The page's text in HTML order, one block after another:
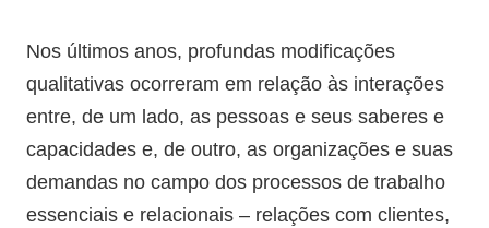
Nos últimos anos, profundas modificações
qualitativas ocorreram em relação às interações
entre, de um lado, as pessoas e seus saberes e
capacidades e, de outro, as organizações e suas
demandas no campo dos processos de trabalho
essenciais e relacionais – relações com clientes,